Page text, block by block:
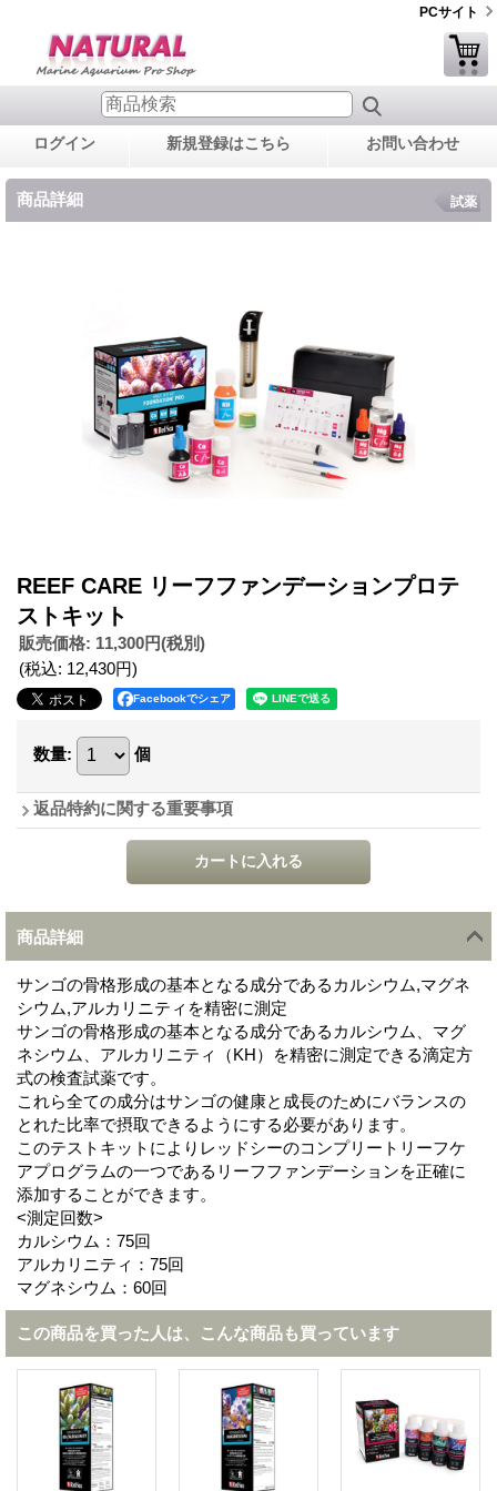
PCサイト
ログイン 新規登録はこちら お問い合わせ
商品詳細 試薬
REEF CARE リーフファンデーションプロテ
ストキット
販売価格: 11,300円(税別)
(税込: 12,430円)
Facebookでシェア
数量: 個
返品特約に関する重要事項
商品詳細
サンゴの骨格形成の基本となる成分であるカルシウム,マグネ
シウム,アルカリニティを精密に測定
サンゴの骨格形成の基本となる成分であるカルシウム、マグ
ネシウム、アルカリニティ（KH）を精密に測定できる滴定方
式の検査試薬です。
これら全ての成分はサンゴの健康と成長のためにバランスの
とれた比率で摂取できるようにする必要があります。
このテストキットによりレッドシーのコンプリートリーフケ
アプログラムの一つであるリーフファンデーションを正確に
添加することができます。
<測定回数>
カルシウム：75回
アルカリニティ：75回
マグネシウム：60回
この商品を買った人は、こんな商品も買っています